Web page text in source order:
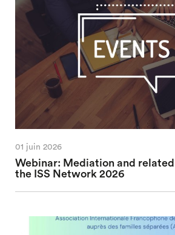
01 juin 2026
Webinar: Mediation and
the ISS Network 2026